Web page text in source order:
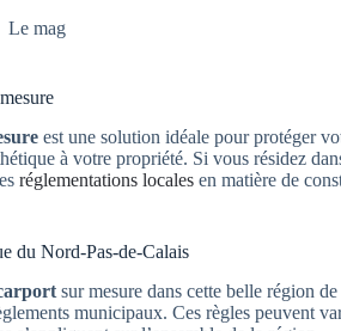
Le mag
est une solution idéale pour protéger
à votre propriété. Si vous résidez
réglementations locales en matière de
du Nord-Pas-de-Calais
sur mesure dans cette belle région de
municipaux. Ces règles peuvent